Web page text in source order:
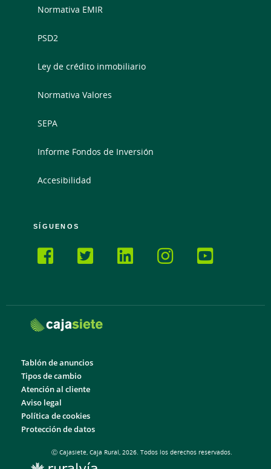
Normativa EMIR
PSD2
Ley de crédito inmobiliario
Normativa Valores
SEPA
Informe Fondos de Inversión
Accesibilidad
SÍGUENOS
Tablón de anuncios
Tipos de cambio
Atención al cliente
Aviso legal
Política de cookies
Protección de datos
Ⓒ Cajasiete, Caja Rural, 2026. Todos los derechos reservados.